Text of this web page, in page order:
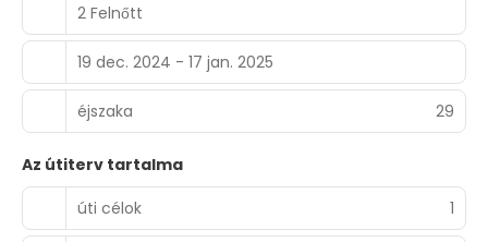
2 Felnőtt
19 dec. 2024 - 17 jan. 2025
éjszaka 29
Az útiterv tartalma
úti célok
1